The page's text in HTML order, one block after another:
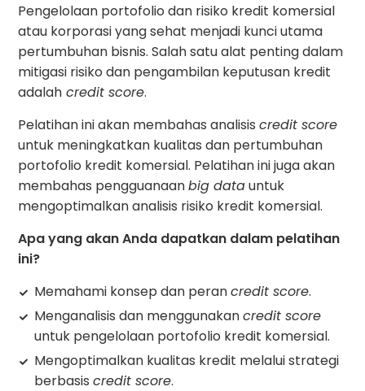
Pengelolaan portofolio dan risiko kredit komersial
atau korporasi yang sehat menjadi kunci utama
pertumbuhan bisnis. Salah satu alat penting dalam
mitigasi risiko dan pengambilan keputusan kredit
adalah credit score.
Pelatihan ini akan membahas analisiscredit score
untuk meningkatkan kualitas dan pertumbuhan
portofolio kredit komersial. Pelatihan ini juga akan
membahas pengguanaanbig datauntuk
mengoptimalkan analisis risiko kredit komersial.
Apa yang akan Anda dapatkan dalam pelatihan
ini?
Memahami konsep dan perancredit score.
Menganalisis dan menggunakancredit score
untuk pengelolaan portofolio kredit komersial.
Mengoptimalkan kualitas kredit melalui strategi
berbasiscredit score.